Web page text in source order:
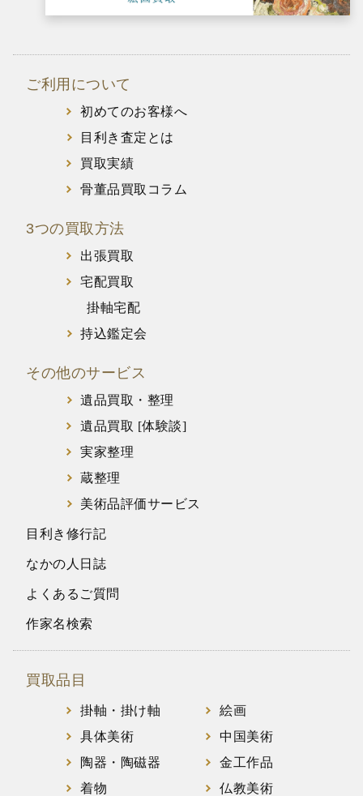
ご利用について
初めてのお客様へ
目利き査定とは
買取実績
骨董品買取コラム
3つの買取方法
出張買取
宅配買取
掛軸宅配
持込鑑定会
その他のサービス
遺品買取・整理
遺品買取 [体験談]
実家整理
蔵整理
美術品評価サービス
目利き修行記
なかの人日誌
よくあるご質問
作家名検索
買取品目
掛軸・掛け軸
絵画
具体美術
中国美術
陶器・陶磁器
金工作品
着物
仏教美術